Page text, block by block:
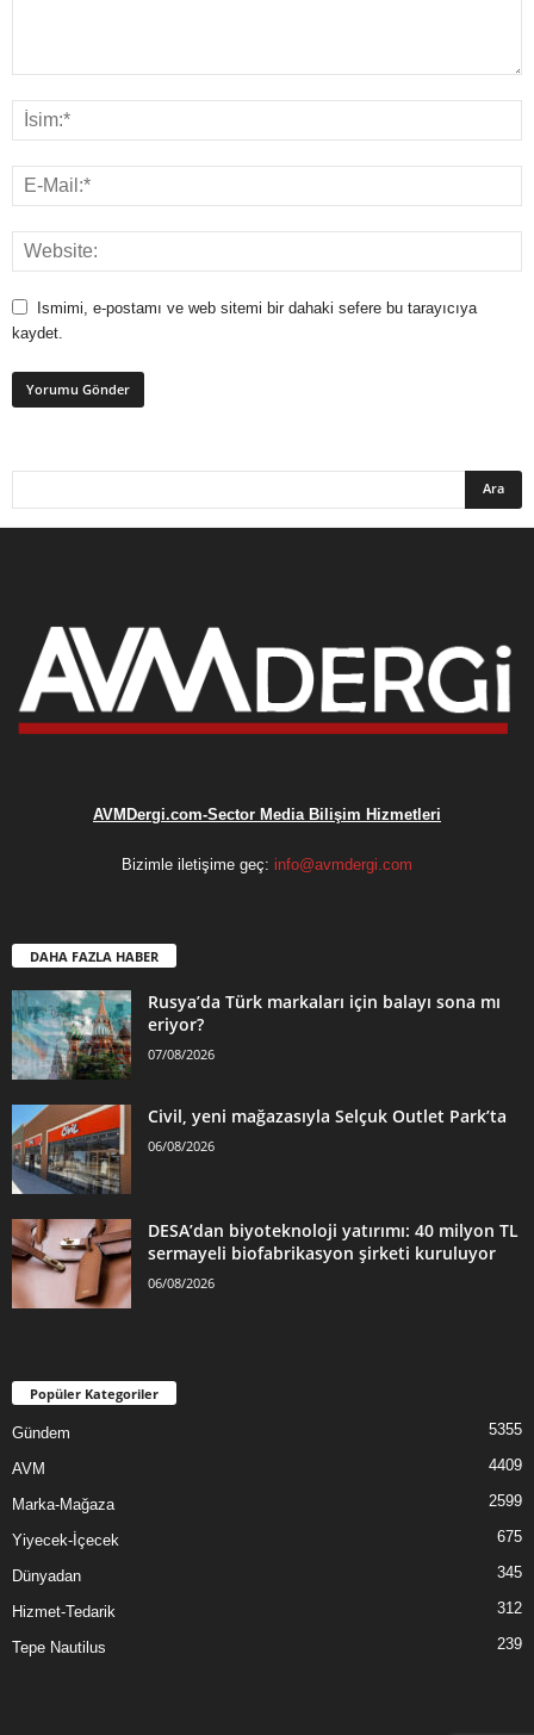
Ismimi, e-postamı ve web sitemi bir dahaki sefere bu tarayıcıya
kaydet.
AVMDergi.com-Sector Media Bilişim Hizmetleri
Bizimle iletişime geç: info@avmdergi.com
DAHA FAZLA HABER
Rusya’da Türk markaları için balayı sona mı
eriyor?
07/08/2026
Civil, yeni mağazasıyla Selçuk Outlet Park’ta
06/08/2026
DESA’dan biyoteknoloji yatırımı: 40 milyon TL
sermayeli biofabrikasyon şirketi kuruluyor
06/08/2026
Popüler Kategoriler
Gündem 5355
AVM 4409
Marka-Mağaza 2599
Yiyecek-İçecek 675
Dünyadan 345
Hizmet-Tedarik 312
Tepe Nautilus 239